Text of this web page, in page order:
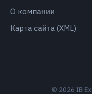
О компании
Карта сайта (XML)
© 2026 IB